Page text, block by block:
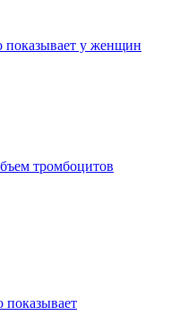
показывает у женщин
тромбоцитов
показывает